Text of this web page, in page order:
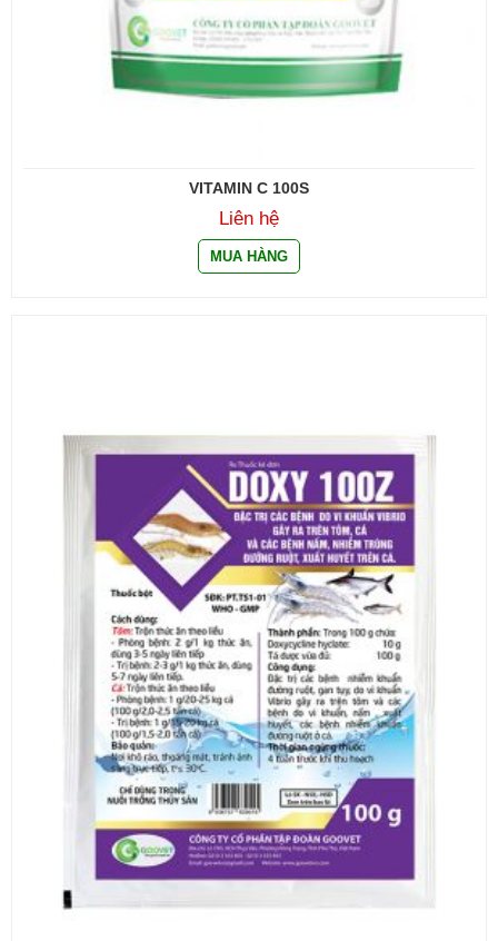
VITAMIN C 100S
Liên hệ